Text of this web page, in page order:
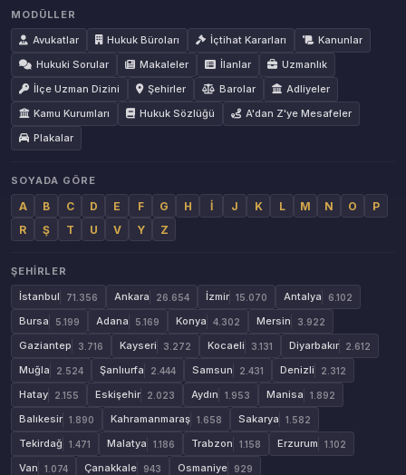
MODÜLLER
Avukatlar
Hukuk Büroları İçtihat Kararları
Kanunlar
Hukuki Sorular
Makaleler İlanlar
Uzmanlık
İlçe Uzman Dizini
Şehirler Barolar
Adliyeler
Kamu Kurumları
Hukuk Sözlüğü
A'dan Z'ye Mesafeler
Plakalar
SOYADA GÖRE
A B C D E F G H İ J K L M N O
P
R
Ş T U V Y Z
ŞEHIRLER
İstanbul
71.356 Ankara 26.654 İzmir 15.070 Antalya 6.102
Bursa 5.199 Adana 5.169 Konya 4.302 Mersin 3.922
Gaziantep 3.716 Kayseri 3.272 Kocaeli 3.131 Diyarbakır 2.612
Muğla 2.524 Şanlıurfa 2.444 Samsun 2.431 Denizli 2.312
Hatay 2.155 Eskişehir 2.023 Aydın 1.953 Manisa 1.892
Balıkesir 1.890 Kahramanmaraş 1.658 Sakarya 1.582
Tekirdağ 1.471 Malatya 1.186 Trabzon 1.158 Erzurum 1.102
Van 1.074 Çanakkale 943 Osmaniye 929